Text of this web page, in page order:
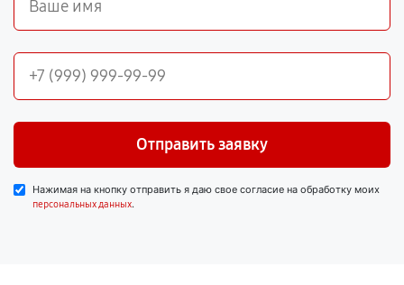
Отправить заявку
Нажимая на кнопку отправить я даю свое согласие на обработку моих
персональных данных.